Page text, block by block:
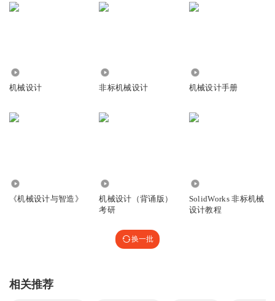
机械设计 非标机械设计 机械设计手册
《机械设计与智造》
机械设计（背诵版）
考研
SolidWorks 非标机械
设计教程
换一批
相关推荐